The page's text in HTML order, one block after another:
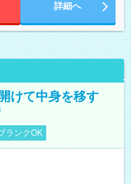
詳細へ
けて中身を移す
ランクOK